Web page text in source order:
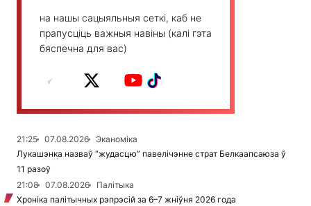
на нашы сацыяльныя сеткі, каб не
прапусціць важныя навіны (калі гэта
бяспечна для вас)
21:25 07.08.2026
Эканоміка
Лукашэнка назваў “жудасцю” павелічэнне страт Белкаапсаюза ў
11 разоў
21:08
07.08.2026
Палітыка
Хроніка палітычных рэпрэсій за 6–7 жніўня 2026 года